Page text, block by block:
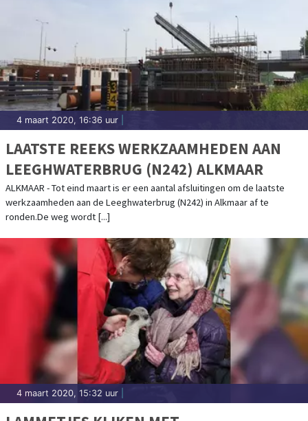
4 maart 2020, 16:36 uur
LAATSTE REEKS WERKZAAMHEDEN AAN
LEEGHWATERBRUG (N242) ALKMAAR
ALKMAAR - Tot eind maart is er een aantal afsluitingen om de laatste
werkzaamheden aan de Leeghwaterbrug (N242) in Alkmaar af te
ronden.De weg wordt [...]
4 maart 2020, 15:32 uur